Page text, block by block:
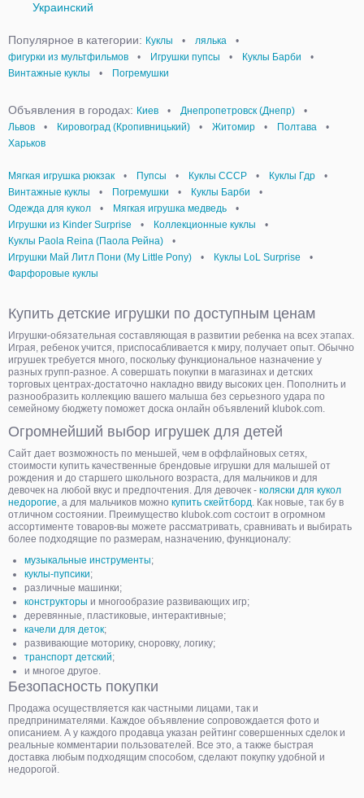
Украинский
Популярное в категории: Куклы • лялька
•
фигурки из мультфильмов
• Игрушки пупсы • Куклы Барби
•
Винтажные куклы
• Погремушки
Объявления в городах: Киев • Днепропетровск (Днепр)
•
Львов
• Кировоград (Кропивницький) • Житомир • Полтава
•
Харьков
Мягкая игрушка рюкзак • Пупсы • Куклы СССР • Куклы Гдр
•
Винтажные куклы
• Погремушки • Куклы Барби
•
Одежда для кукол
• Мягкая игрушка медведь
•
Игрушки из Kinder Surprise
• Коллекционные куклы
•
Куклы Paola Reina (Паола Рейна)
•
Игрушки Май Литл Пони (My Little Pony)
• Куклы LoL Surprise
•
Фарфоровые куклы
Купить детские игрушки по доступным ценам
Игрушки-обязательная составляющая в развитии ребенка на всех этапах.
Играя, ребенок учится, приспосабливается к миру, получает опыт. Обычно
игрушек требуется много, поскольку функциональное назначение у
разных групп-разное. А совершать покупки в магазинах и детских
торговых центрах-достаточно накладно ввиду высоких цен. Пополнить и
разнообразить коллекцию вашего малыша без серьезного удара по
семейному бюджету поможет доска онлайн объявлений klubok.com.
Огромнейший выбор игрушек для детей
Сайт дает возможность по меньшей, чем в оффлайновых сетях,
стоимости купить качественные брендовые игрушки для малышей от
рождения и до старшего школьного возраста, для мальчиков и для
девочек на любой вкус и предпочтения. Для девочек - коляски для кукол
недорогие, а для мальчиков можно купить скейтборд. Как новые, так бу в
отличном состоянии. Преимущество klubok.com состоит в огромном
ассортименте товаров-вы можете рассматривать, сравнивать и выбирать
более подходящие по размерам, назначению, функционалу:
музыкальные инструменты;
куклы-пупсики;
различные машинки;
конструкторы и многообразие развивающих игр;
деревянные, пластиковые, интерактивные;
качели для деток;
развивающие моторику, сноровку, логику;
транспорт детский;
и многое другое.
Безопасность покупки
Продажа осуществляется как частными лицами, так и
предпринимателями. Каждое объявление сопровождается фото и
описанием. А у каждого продавца указан рейтинг совершенных сделок и
реальные комментарии пользователей. Все это, а также быстрая
доставка любым подходящим способом, сделают покупку удобной и
недорогой.